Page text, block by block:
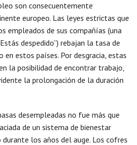
son consecuentemente
europeo. Las leyes estrictas que
empleados de sus compañías (una
despedido”) rebajan la tasa de
en estos países. Por desgracia, estas
la posibilidad de encontrar trabajo,
la prolongación de la duración
desempleadas no fue más que
de un sistema de bienestar
los años del auge. Los cofres